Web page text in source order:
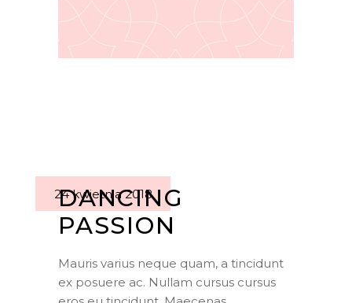
24 kwietnia 2018
DANCING
PASSION
Mauris varius neque quam, a tincidunt
ex posuere ac. Nullam cursus cursus